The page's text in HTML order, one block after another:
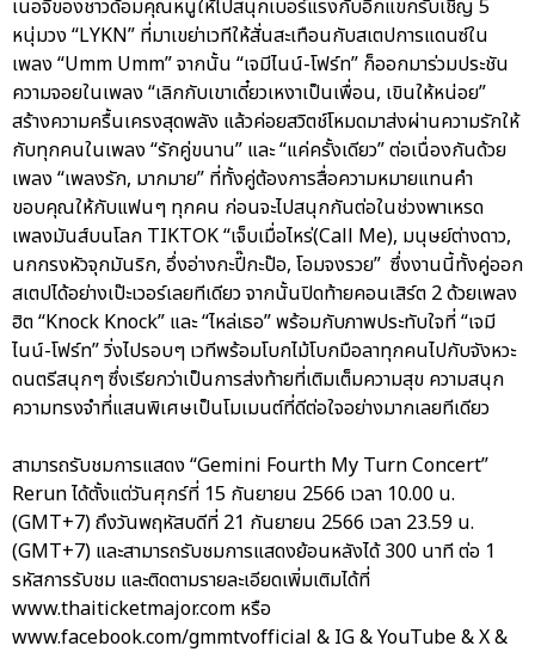
เนอจี้ของชาวด้อมคุณหนูให้ไปสนุกเบอร์แรงกับอีกแขกรับเชิญ 5
หนุ่มวง “LYKN” ที่มาเขย่าเวทีให้สั่นสะเทือนกับสเตปการแดนซ์ใน
เพลง “Umm Umm” จากนั้น “เจมีไนน์-โฟร์ท” ก็ออกมาร่วมประชัน
ความจอยในเพลง “เลิกกับเขาเดี๋ยวเหงาเป็นเพื่อน, เขินให้หน่อย”
สร้างความครื้นเครงสุดพลัง แล้วค่อยสวิตช์โหมดมาส่งผ่านความรักให้
กับทุกคนในเพลง “รักคู่ขนาน” และ “แค่ครั้งเดียว” ต่อเนื่องกันด้วย
เพลง “เพลงรัก, มากมาย” ที่ทั้งคู่ต้องการสื่อความหมายแทนคำ
ขอบคุณให้กับแฟนๆ ทุกคน ก่อนจะไปสนุกกันต่อในช่วงพาเหรด
เพลงมันส์บนโลก TIKTOK “เจ็บเมื่อไหร่(Call Me), มนุษย์ต่างดาว,
นกกรงหัวจุกมันริก, อึ่งอ่างกะปี๊กะป๊อ, โอมจงรวย” ซึ่งงานนี้ทั้งคู่ออก
สเตปได้อย่างเป๊ะเวอร์เลยทีเดียว จากนั้นปิดท้ายคอนเสิร์ต 2 ด้วยเพลง
ฮิต “Knock Knock” และ “ไหล่เธอ” พร้อมกับภาพประทับใจที่ “เจมี
ไนน์-โฟร์ท” วิ่งไปรอบๆ เวทีพร้อมโบกไม้โบกมือลาทุกคนไปกับจังหวะ
ดนตรีสนุกๆ ซึ่งเรียกว่าเป็นการส่งท้ายที่เติมเต็มความสุข ความสนุก
ความทรงจำที่แสนพิเศษเป็นโมเมนต์ที่ดีต่อใจอย่างมากเลยทีเดียว
สามารถรับชมการแสดง “Gemini Fourth My Turn Concert”
Rerun ได้ตั้งแต่วันศุกร์ที่ 15 กันยายน 2566 เวลา 10.00 น.
(GMT+7) ถึงวันพฤหัสบดีที่ 21 กันยายน 2566 เวลา 23.59 น.
(GMT+7) และสามารถรับชมการแสดงย้อนหลังได้ 300 นาที ต่อ 1
รหัสการรับชม และติดตามรายละเอียดเพิ่มเติมได้ที่
www.thaiticketmajor.com หรือ
www.facebook.com/gmmtvofficial & IG & YouTube & X &